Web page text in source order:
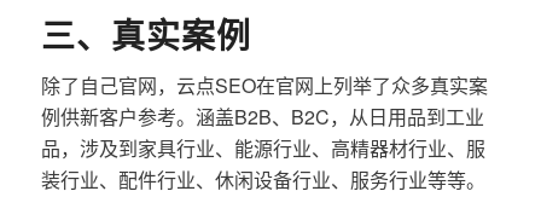
三、真实案例
除了自己官网，云点SEO在官网上列举了众多真实案
例供新客户参考。涵盖B2B、B2C，从日用品到工业
品，涉及到家具行业、能源行业、高精器材行业、服
装行业、配件行业、休闲设备行业、服务行业等等。